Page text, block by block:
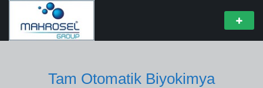
Tam Otomatik Biyokimya